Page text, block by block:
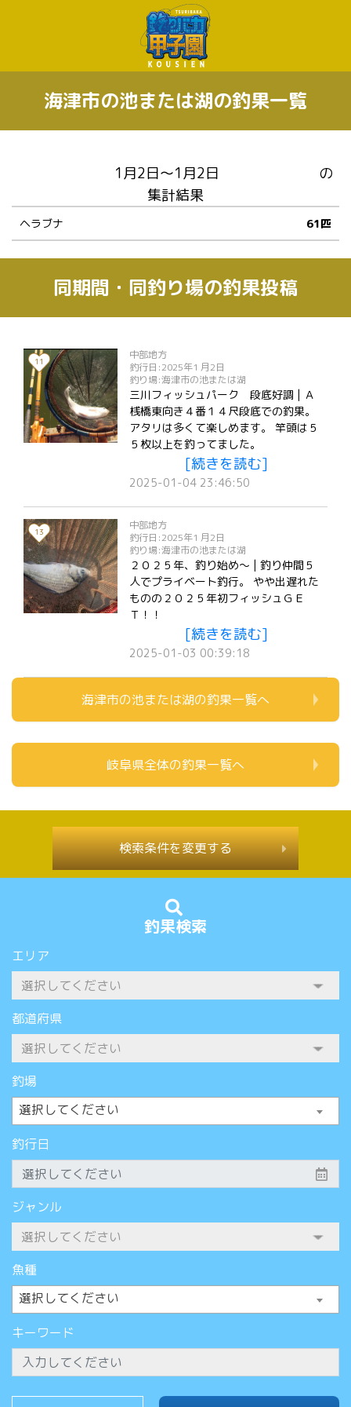
釣果検索
エリア
都道府県
釣場
選択してください
釣行日
ジャンル
魚種
選択してください
キーワード
海津市の池または湖の釣果一覧
の
集計結果
ヘラブナ 61匹
同期間・同釣り場の釣果投稿
中部地方
釣行日:2025年1 月2日
釣り場:海津市の池または湖
三川フィッシュパーク 段底好調 | Ａ
桟橋東向き４番１４尺段底での釣果。
アタリは多くて楽しめます。 竿頭は５
５枚以上を釣ってました。
[続きを読む]
2025-01-04 23:46:50
11
中部地方
釣行日:2025年1 月2日
釣り場:海津市の池または湖
２０２５年、釣り始め～ | 釣り仲間５
人でプライベート釣行。 やや出遅れた
ものの２０２５年初フィッシュＧＥ
Ｔ！！
[続きを読む]
2025-01-03 00:39:18
13
海津市の池または湖の釣果一覧へ
岐阜県全体の釣果一覧へ
検索条件を変更する